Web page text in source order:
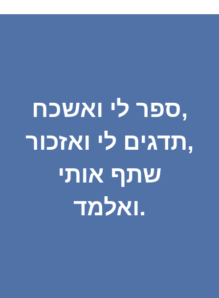
ספר לי ואשכח,
תדגים לי ואזכור,
שתף אותי
ואלמד.